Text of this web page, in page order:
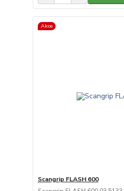
Akce
Scangrip FLASH 600